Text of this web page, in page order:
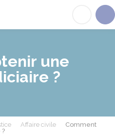
une
?
Affaire civile
Comment